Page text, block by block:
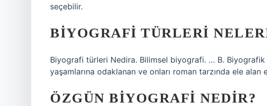
seçebilir.
BIYOGRAFI TÜRLERI
Biyografi türleri Nedira. Bilimsel biyografi. … B.
yaşamlarına odaklanan ve onları roman tarzında ele alan
ÖZGÜN BIYOGRAFI NEDIR?